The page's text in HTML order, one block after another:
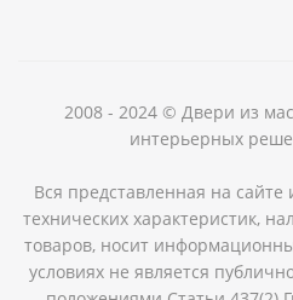
2008 - 2024 © Двери из
интерьерных
Вся представленная на
технических характеристик,
товаров, носит
условиях не является